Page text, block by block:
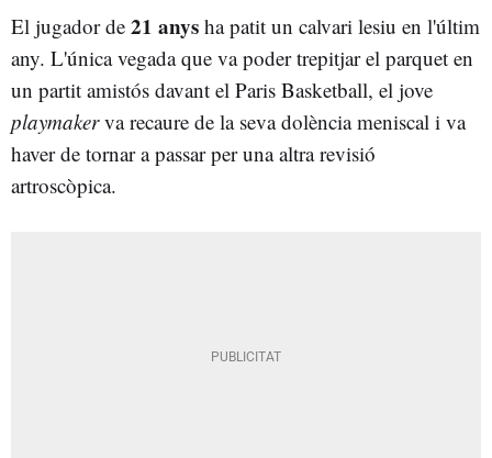
El jugador de 21 anys ha patit un calvari lesiu en l'últim
any. L'única vegada que va poder trepitjar el parquet en
un partit amistós davant el Paris Basketball, el jove
playmakerva recaure de la seva dolència meniscal i va
haver de tornar a passar per una altra revisió
artroscòpica.